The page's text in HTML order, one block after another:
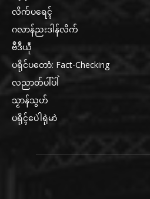
လိက်ပရေၚ်
ဂလာန်ညးဒါန်လိက်
ဗဳဒဳယဵု
ပရိုင်ပတောံ: Fact-Checking
လညာတ်ပါ်ပါဲ
သၟာန်သွဟ်
ပရိုၚ်ပေဲါရုဲမာဲ